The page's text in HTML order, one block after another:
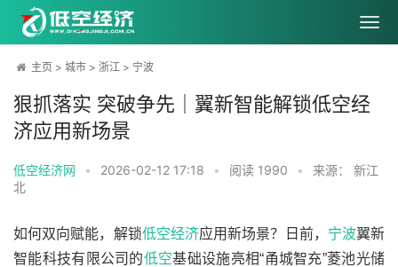
主页 > 城市 > 浙江 > 宁波
狠抓落实 突破争先｜翼新智能解锁低空经
济应用新场景
低空经济网 • 2026-02-12 17:18 • 阅读 1990 •
来源： 新江
北
如何双向赋能，解锁低空经济应用新场景？日前， 宁波翼新
智能科技有限公司的低空基础设施亮相“甬城智充”菱池光储